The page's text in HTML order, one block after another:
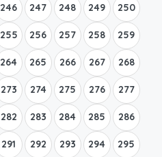
246 247 248 249 250
255 256 257 258 259
264 265 266 267 268
273 274 275 276 277
282 283 284 285 286
291 292 293 294 295